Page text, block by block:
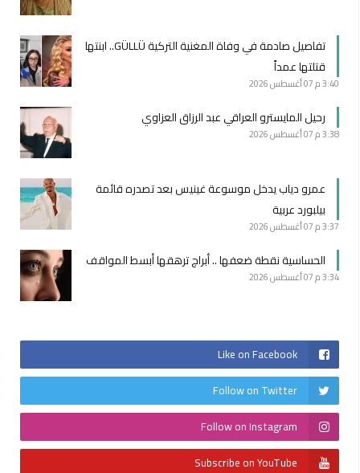
تفاصيل صادمة في وفاة المغنية التركية GÜLLÜ.. ابنتها
قتلتها عمداً
3:40 م 07 أغسطس 2026
رحيل المايسترو العراقي عبد الرزاق العزاوي
3:38 م 07 أغسطس 2026
عمرو دياب يدخل موسوعة غينيس بعد تصدره قائمة
بيلبورد عربية
3:37 م 07 أغسطس 2026
الحساسية نقطة ضعفها .. أبراج ترهقها أبسط المواقف
3:34 م 07 أغسطس 2026
Like on Facebook
Follow on Twitter
Follow on Instagram
Subscribe on YouTube